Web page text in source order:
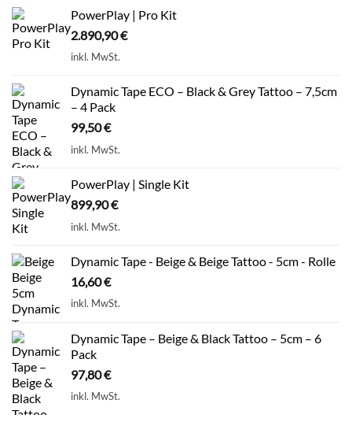
PowerPlay | Pro Kit
2.890,90€
inkl. MwSt.
Dynamic Tape ECO – Black & Grey Tattoo – 7,5cm
– 4 Pack
99,50€
inkl. MwSt.
PowerPlay | Single Kit
899,90€
inkl. MwSt.
Dynamic Tape - Beige & Beige Tattoo - 5cm - Rolle
16,60€
inkl. MwSt.
Dynamic Tape – Beige & Black Tattoo – 5cm – 6
Pack
97,80€
inkl. MwSt.